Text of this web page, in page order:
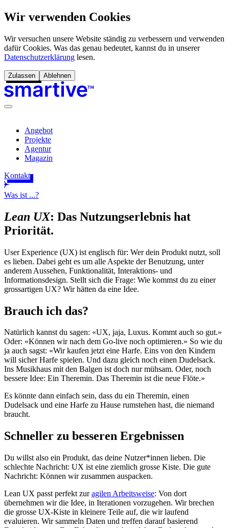
Wir verwenden Cookies
Wir versuchen unsere Website ständig zu verbessern und verwenden
dafür Cookies. Was das genau bedeutet, kannst du in unserer
Datenschutzerklärung lesen.
Zulassen Ablehnen
Angebot
Projekte
Agentur
Magazin
Kontakt
Was ist ...?
Lean UX: Das Nutzungserlebnis hat
Priorität.
User Experience (UX) ist englisch für: Wer dein Produkt nutzt, soll
es lieben. Dabei geht es um alle Aspekte der Benutzung, unter
anderem Aussehen, Funktionalität, Interaktions- und
Informationsdesign. Stellt sich die Frage: Wie kommst du zu einer
grossartigen UX? Wir hätten da eine Idee.
Brauch ich das?
Natürlich kannst du sagen: «UX, jaja, Luxus. Kommt auch so gut.»
Oder: «Können wir nach dem Go-live noch optimieren.» So wie du
ja auch sagst: «Wir kaufen jetzt eine Harfe. Eins von den Kindern
will sicher Harfe spielen. Und dazu gleich noch einen Dudelsack.
Ins Musikhaus mit den Balgen ist doch nur mühsam. Oder, noch
bessere Idee: Ein Theremin. Das Theremin ist die neue Flöte.»
Es könnte dann einfach sein, dass du ein Theremin, einen
Dudelsack und eine Harfe zu Hause rumstehen hast, die niemand
braucht.
Schneller zu besseren Ergebnissen
Du willst also ein Produkt, das deine Nutzer*innen lieben. Die
schlechte Nachricht: UX ist eine ziemlich grosse Kiste. Die gute
Nachricht: Können wir zusammen auspacken.
Lean UX passt perfekt zuragilen Arbeitsweise: Von dort
übernehmen wir die Idee, in Iterationen vorzugehen. Wir brechen
die grosse UX-Kiste in kleinere Teile auf, die wir laufend
evaluieren. Wir sammeln Daten und treffen darauf basierend